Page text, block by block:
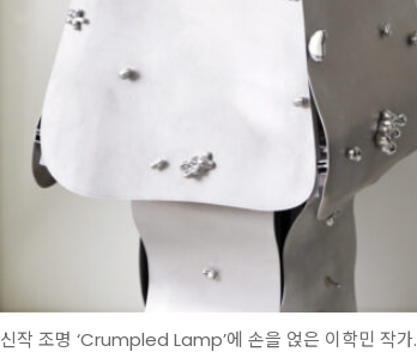
신작 조명 ‘Crumpled Lamp’에 손을 얹은 이학민 작가.